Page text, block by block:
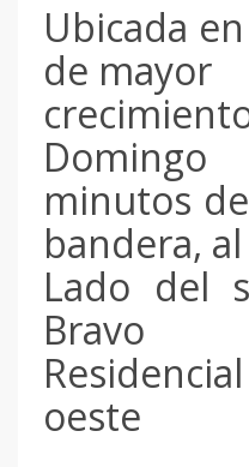
Ubicada
de mayor
minutos
bandera, al
Lado del
Bravo
oeste